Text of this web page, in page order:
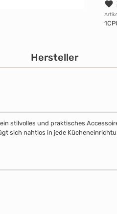
Hersteller
stilvolles und praktisches
sich nahtlos in jede